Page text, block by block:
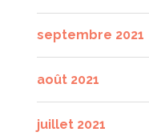
septembre 2021
août 2021
juillet 2021